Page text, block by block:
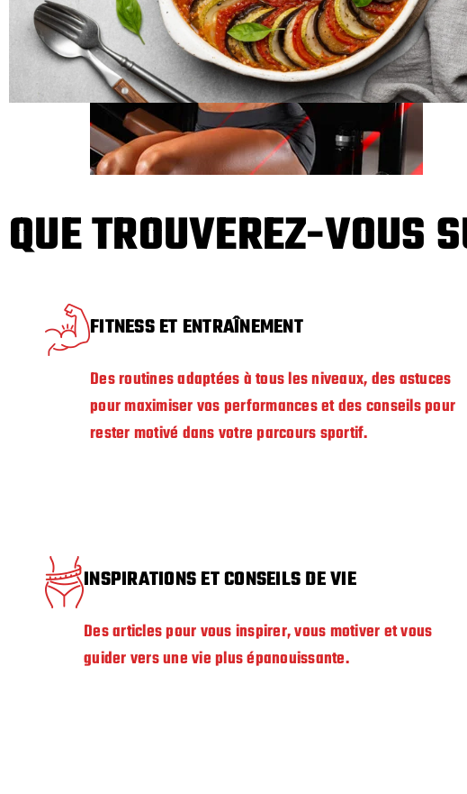
QUE TROUVEREZ-VOUS
FITNESS ET ENTRAÎNEMENT
Des routines adaptées à tous les niveaux, des astuces
pour maximiser vos performances et des conseils pour
rester motivé dans votre parcours sportif.
INSPIRATIONS ET CONSEILS DE VIE
Des articles pour vous inspirer, vous motiver et vous
guider vers une vie plus épanouissante.